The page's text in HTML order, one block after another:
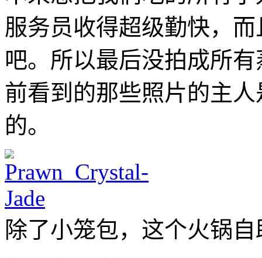
服务员收得超级勤快，
吧。所以最后没拍成所
前看到的那些照片的主
的。
除了小笼包，这个火锅